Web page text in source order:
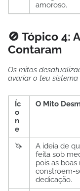
amoroso.
🚫 Tópico 4:
Contaram
Os mitos
avariar o teu sistema
Íc
o
n
e
O Mito
🦄
A ideia de
feita sob
pois as
constroem-
dedicação.